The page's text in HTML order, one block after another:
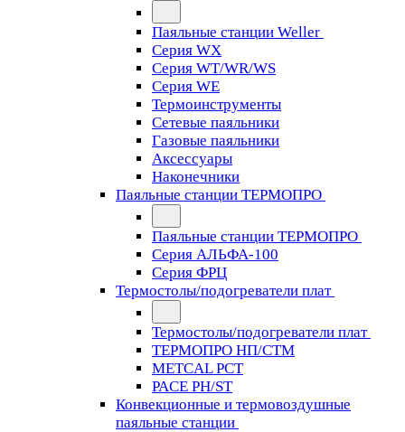
Паяльные станции Weller
Серия WX
Серия WT/WR/WS
Серия WE
Термоинструменты
Сетевые паяльники
Газовые паяльники
Аксессуары
Наконечники
Паяльные станции ТЕРМОПРО
Паяльные станции ТЕРМОПРО
Серия АЛЬФА-100
Серия ФРЦ
Термостолы/подогреватели плат
Термостолы/подогреватели плат
ТЕРМОПРО НП/СТМ
METCAL PCT
PACE PH/ST
Конвекционные и термовоздушные
паяльные станции